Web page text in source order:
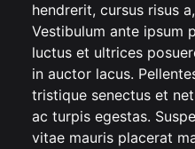
hendrerit, cursus risus
Vestibulum ante ipsum
luctus et ultrices
in auctor lacus.
tristique senectus et
ac turpis egestas.
vitae mauris placerat